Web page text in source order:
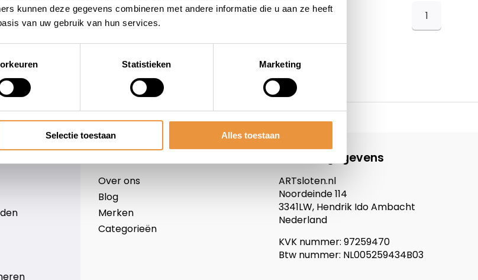
kunnen deze gegevens combineren met andere informatie die u aan ze heeft
van uw gebruik van hun services.
Statistieken Marketing
Selectie toestaan Alles toestaan
1
levering Niet goed = geld terug
Over ons
Blog
Merken
Categorieën
Contactgegevens
ARTsloten.nl
Noordeinde 114
3341LW, Hendrik Ido Ambacht
Nederland
KVK nummer: 97259470
Btw nummer: NL005259434B03